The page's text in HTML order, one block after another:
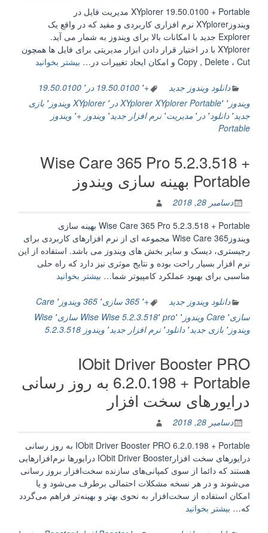
XYplorer 19.50.0100 + Portable مدیریت فایل در
ویندوزXYplorer نرم افزاری کاربردی و مفید که در واقع یک
Explorer جدید با امکانات بالا برای ویندوز به شمار می آید.
XYplorer با در اختیار قرار دادن ابزار مدیریتی برای فایل ها همچون
Copy , Delete ، Cut و امکان ایجاد تغییرات در…
بیشتر بخوانید
مدیریت
دانلود ویندوز جدید +٬ 19.50.0100 در ٬ 19.50.0100
ویندوز ٬ XYplorer Portable٬ XYplorer در ٬ XYplorer ویندوز ٬ بازی
جدید٬ دانلود٬ در ٬ مدیریت٬ نرم افزار جدید٬ ویندوز +٬ ویندوز
Portable
Wise Care 365 Pro 5.2.3.518 +
Portable بهینه سازی ویندوز
دسامبر 28, 2018
Wise Care 365 Pro 5.2.3.518 + Portable بهینه سازی
ویندوزWise Care 365 مجموعه ای از نرم افزارهای کاربردی برای
رجیستری، دیسک و سایر بخش های ویندوز می باشد. استفاده از این
نرم افزار بسیار راحت بوده و نتایج موثری نیز دارد که راه حلی
مناسبی برای بهبود عملکرد کامپیوتر شما… بیشتر بخوانید
365
Pro
5.2.3.518
سازی
ویندوز”
دانلود ویندوز جدید +٬ 365 سازی ٬ 365 ویندوز ٬ Care
سازی٬ Care ویندوز ٬ pro٬ Wise 5.2.3.518٬ Wise سازی ٬ Wise
ویندوز ٬ بازی جدید٬ دانلود٬ نرم افزار جدید٬ ویندوز 5.2.3.518
IObit Driver Booster PRO
6.2.0.198 + Portable به روز رسانی
درایورهای سخت افزار
دسامبر 28, 2018
IObit Driver Booster PRO 6.2.0.198 + Portable به روز رسانی
درایورهای سخت افزارIObit Driver Booster درایورها نرم‌افزارهایی
هستند که دائما از سوی کمپانی‌های سازنده سخت‌افزار بروز رسانی
می‌شوند و در هر نسخه مشکلات احتمالی برطرف می‌شود و یا
امکان استفاده از سخت‌افزار به نحوی بهتر و بهینه‌تر فراهم می‌گردد
که… بیشتر بخوانید